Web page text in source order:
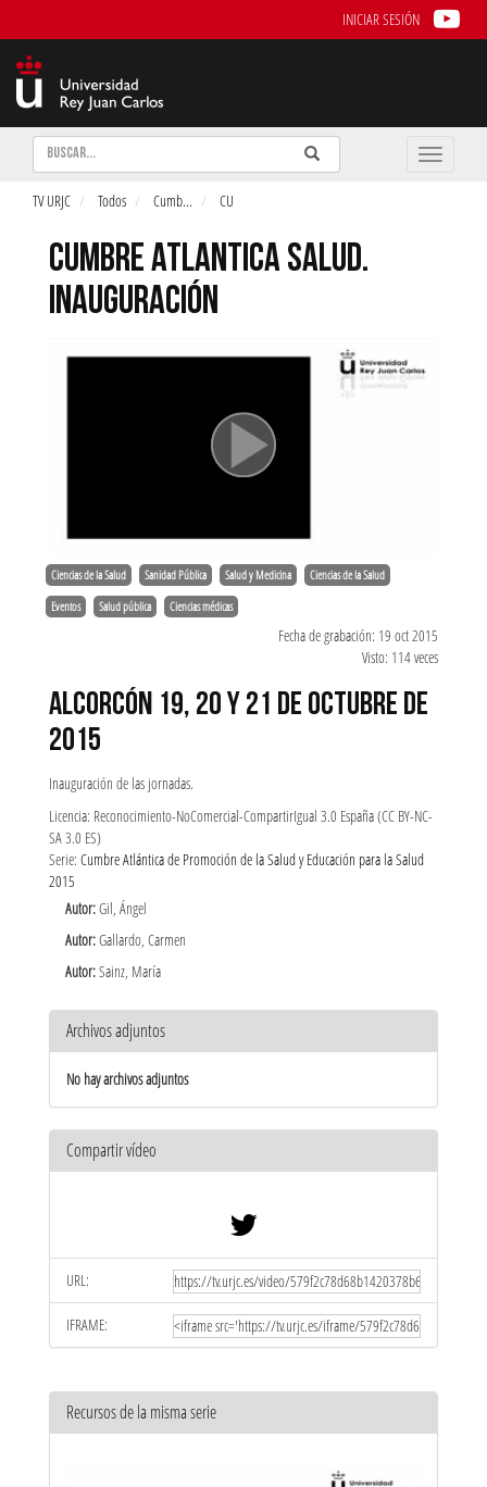
INICIAR SESIÓN
Buscar Enviar
Buscar
Toggle
TV URJC Todos Cumb... CU
CUMBRE ATLANTICA SALUD.
INAUGURACIÓN
Ciencias de la Salud Sanidad Pública Salud y Medicina Ciencias de la Salud
Eventos Salud pública Ciencias médicas
Fecha de grabación: 19 oct 2015
Visto: 114 veces
ALCORCÓN 19, 20 Y 21 DE OCTUBRE DE
2015
Inauguración de las jornadas.
Licencia: Reconocimiento-NoComercial-CompartirIgual 3.0 España (CC BY-NC-
SA 3.0 ES)
Serie: Cumbre Atlántica de Promoción de la Salud y Educación para la Salud
2015
Autor:Gil, Ángel
Autor:Gallardo, Carmen
Autor:Sainz, María
Archivos adjuntos
No hay archivos adjuntos
Compartir vídeo
URL:
IFRAME:
Recursos de la misma serie